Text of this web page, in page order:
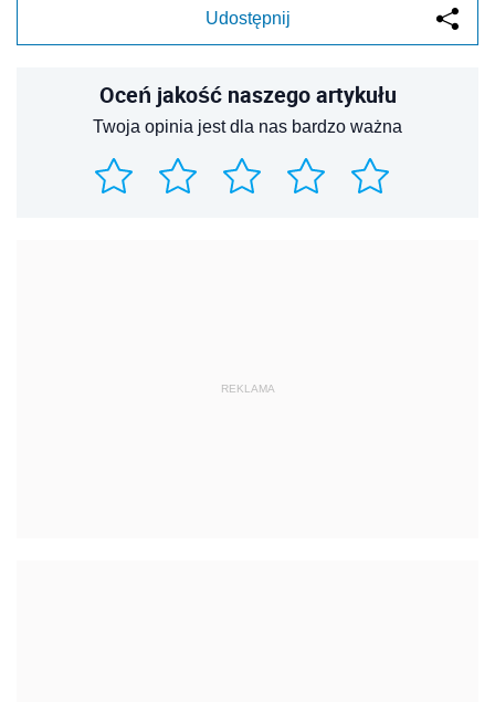
Udostępnij
Oceń jakość naszego artykułu
Twoja opinia jest dla nas bardzo ważna
REKLAMA